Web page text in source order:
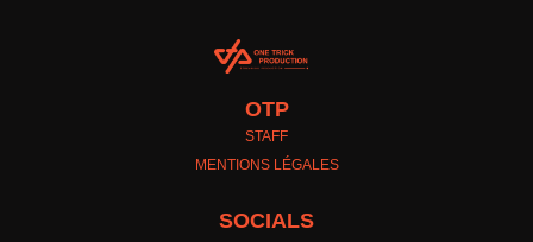
OTP
STAFF
MENTIONS LÉGALES
SOCIALS